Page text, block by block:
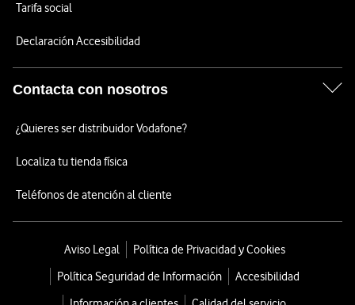
Tarifa social
Declaración Accesibilidad
Contacta con nosotros
¿Quieres ser distribuidor Vodafone?
Localiza tu tienda física
Teléfonos de atención al cliente
Aviso Legal
Política de Privacidad y Cookies
Política Seguridad de Información
Accesibilidad